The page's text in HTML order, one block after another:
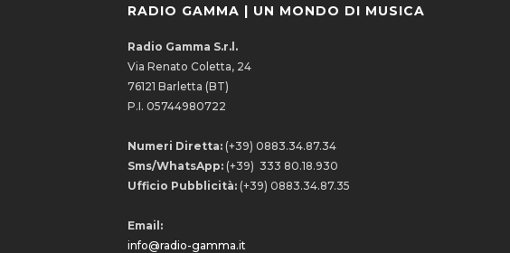
RADIO GAMMA | UN MONDO DI MUSICA
Radio Gamma S.r.l.
Via Renato Coletta, 24
76121 Barletta (BT)
P.I. 05744980722
Numeri Diretta: (+39) 0883.34.87.34
Sms/WhatsApp: (+39) 333 80.18.930
Ufficio Pubblicità: (+39) 0883.34.87.35
Email:
info@radio-gamma.it